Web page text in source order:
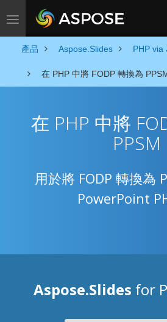
Toggle navigation
產品 Aspose.Slides PHP via
在 PHP 中將 FODP 轉換為
在 PHP 中將
PPSM
用於將 FODP 轉換為
PowerPoint
Aspose.Slides for